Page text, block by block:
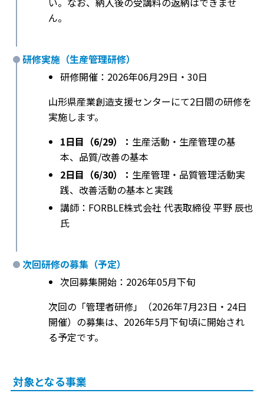
ん。
研修実施（生産管理研修）
研修開催：2026年06月29日・30日
山形県産業創造支援センターにて2日間の研修を
実施します。
1日目（6/29）： 生産活動・生産管理の基
本、品質/改善の基本
2日目（6/30）： 生産管理・品質管理活動実
践、改善活動の基本と実践
講師：FORBLE株式会社 代表取締役 平野 辰也
氏
次回研修の募集（予定）
次回募集開始：2026年05月下旬
次回の「管理者研修」（2026年7月23日・24日
開催）の募集は、2026年5月下旬頃に開始され
る予定です。
対象となる事業